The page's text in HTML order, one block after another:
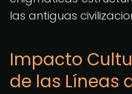
las antiguas
Impacto
de las Líneas